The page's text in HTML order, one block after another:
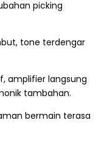
picking
tone terdengar
amplifier langsung
tambahan.
bermain terasa